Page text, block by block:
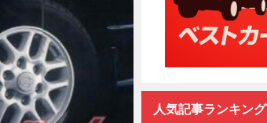
人気記事ランキング